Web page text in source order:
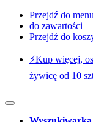
Przejdź do menu
do zawartości
Przejdź do
⚡️Kup więcej,
żywicę od 10